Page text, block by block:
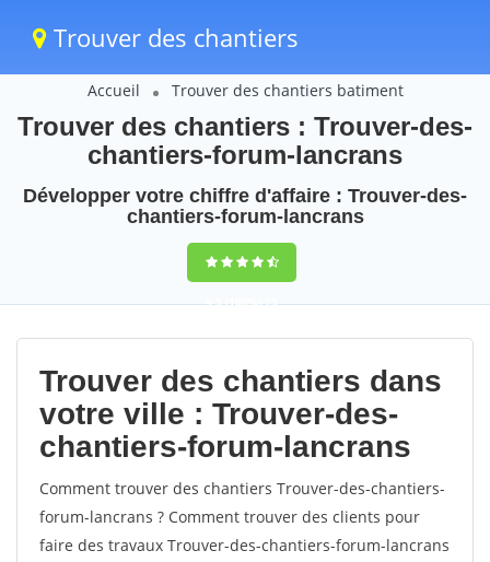
Trouver des chantiers
Accueil Trouver des chantiers batiment
Trouver des chantiers : Trouver-des-
chantiers-forum-lancrans
Développer votre chiffre d'affaire : Trouver-des-
chantiers-forum-lancrans
9,5(100%)75
votes
Trouver des chantiers dans
votre ville : Trouver-des-
chantiers-forum-lancrans
Comment trouver des chantiers Trouver-des-chantiers-
forum-lancrans ? Comment trouver des clients pour
faire des travaux Trouver-des-chantiers-forum-lancrans